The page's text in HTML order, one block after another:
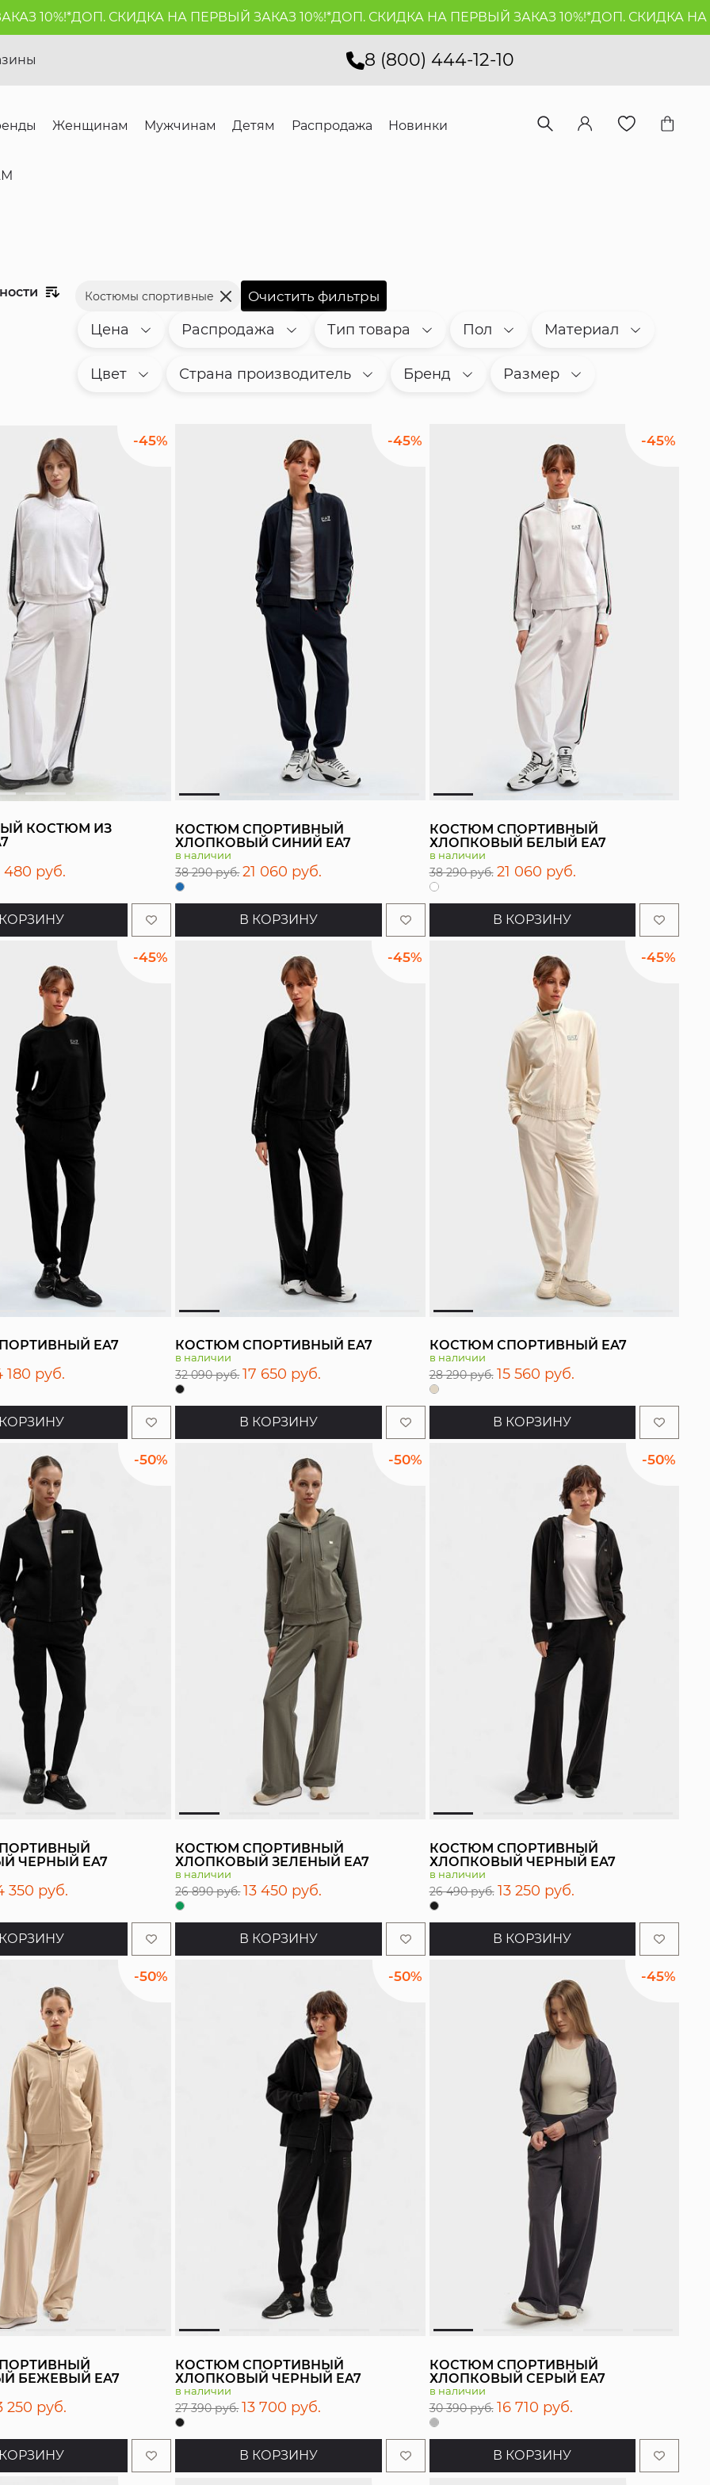
ДОП. СКИДКА НА ПЕРВЫЙ ЗАКАЗ 10%!*ДОП. СКИДКА НА ПЕРВЫЙ ЗАКАЗ 10%!*ДОП. СКИДКА НА
8 (800) 444-12-10
Женщинам Мужчинам Детям Распродажа Новинки
Костюмы спортивные
Цена Распродажа Тип товара Пол Материал
Цвет Страна производитель Бренд Размер
-45%
КОСТЮМ ИЗ
480 руб.
-45%
КОСТЮМ СПОРТИВНЫЙ
ХЛОПКОВЫЙ СИНИЙ EA7
в наличии
38 290 руб. 21 060 руб.
В КОРЗИНУ
-45%
КОСТЮМ СПОРТИВНЫЙ
ХЛОПКОВЫЙ БЕЛЫЙ EA7
в наличии
38 290 руб. 21 060 руб.
В КОРЗИНУ
-45%
EA7
180 руб.
-45%
КОСТЮМ СПОРТИВНЫЙ EA7
в наличии
32 090 руб. 17 650 руб.
В КОРЗИНУ
-45%
КОСТЮМ СПОРТИВНЫЙ EA7
в наличии
28 290 руб. 15 560 руб.
В КОРЗИНУ
-50%
ЧЕРНЫЙ EA7
350 руб.
-50%
КОСТЮМ СПОРТИВНЫЙ
ХЛОПКОВЫЙ ЗЕЛЕНЫЙ EA7
в наличии
26 890 руб. 13 450 руб.
В КОРЗИНУ
-50%
КОСТЮМ СПОРТИВНЫЙ
ХЛОПКОВЫЙ ЧЕРНЫЙ EA7
в наличии
26 490 руб. 13 250 руб.
В КОРЗИНУ
-50%
БЕЖЕВЫЙ EA7
250 руб.
-50%
КОСТЮМ СПОРТИВНЫЙ
ХЛОПКОВЫЙ ЧЕРНЫЙ EA7
в наличии
27 390 руб. 13 700 руб.
В КОРЗИНУ
-45%
КОСТЮМ СПОРТИВНЫЙ
ХЛОПКОВЫЙ СЕРЫЙ EA7
в наличии
30 390 руб. 16 710 руб.
В КОРЗИНУ